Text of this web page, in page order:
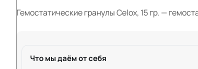
Гемостатические гранулы Celox, 15 гр. —
Что мы даём от себя